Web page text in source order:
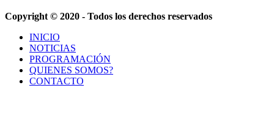
Copyright © 2020 - Todos los derechos reservados
INICIO
NOTICIAS
PROGRAMACIÓN
QUIENES SOMOS?
CONTACTO